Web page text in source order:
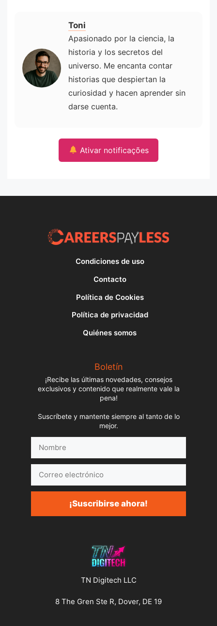
Toni
Apasionado por la ciencia, la
historia y los secretos del
universo. Me encanta contar
historias que despiertan la
curiosidad y hacen aprender sin
darse cuenta.
Ativar notificações
Condiciones de uso
Contacto
Política de Cookies
Política de privacidad
Quiénes somos
Boletín
¡Recibe las últimas novedades, consejos
exclusivos y contenido que realmente vale la
pena!
Suscríbete y mantente siempre al tanto de lo
mejor.
electrónico
¡Suscribirse ahora!
TN Digitech LLC
8 The Gren Ste R, Dover, DE 19